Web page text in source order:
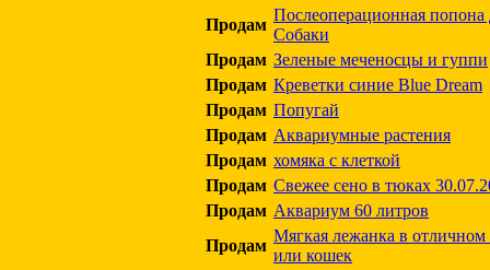
Продам
Послеоперационная
Собаки
Продам Зеленые меченосцы и гуппи
Продам Креветки синие Blue Dream
Продам Попугай
Продам Аквариумные растения
Продам хомяка с клеткой
Продам Свежее сено в тюках
Продам Аквариум 60 литров
Продам
Мягкая лежанка в отличном
или кошек